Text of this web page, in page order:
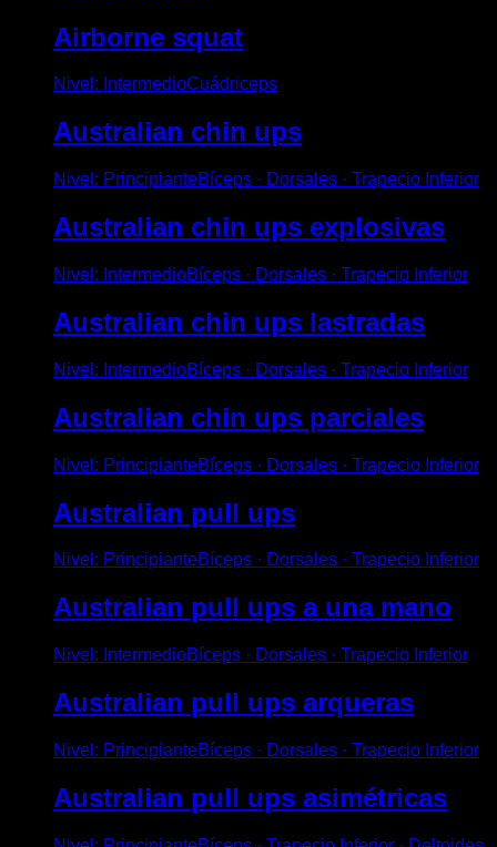
Airborne squat
Nivel : IntermedioCuádriceps
Australian chin ups
Nivel : PrincipianteBíceps · Dorsales · Trapecio Inferior
Australian chin ups explosivas
Nivel : IntermedioBíceps · Dorsales · Trapecio Inferior
Australian chin ups lastradas
Nivel : IntermedioBíceps · Dorsales · Trapecio Inferior
Australian chin ups parciales
Nivel : PrincipianteBíceps · Dorsales · Trapecio Inferior
Australian pull ups
Nivel : PrincipianteBíceps · Dorsales · Trapecio Inferior
Australian pull ups a una mano
Nivel : IntermedioBíceps · Dorsales · Trapecio Inferior
Australian pull ups arqueras
Nivel : PrincipianteBíceps · Dorsales · Trapecio Inferior
Australian pull ups asimétricas